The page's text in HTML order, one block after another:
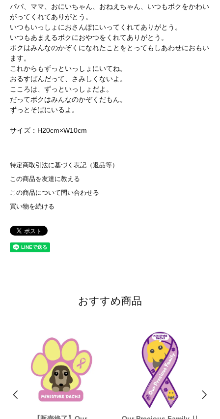
パパ、ママ、おにいちゃん、おねえちゃん、いつもボクをかわい
がってくれてありがとう。
いつもいっしょにおさんぽにいってくれてありがとう。
いつもあまえるボクにおやつをくれてありがとう。
ボクはみんなのかぞくになれたことをとってもしあわせにおもい
ます。
これからもずっといっしょにいてね。
おるすばんだって、さみしくないよ。
こころは、ずっといっしょだよ。
だってボクはみんなのかぞくだもん。
ずっとそばにいるよ。
サイズ：H20cm×W10cm
特定商取引法に基づく表記（返品等）
この商品を友達に教える
この商品について問い合わせる
買い物を続ける
おすすめ商品